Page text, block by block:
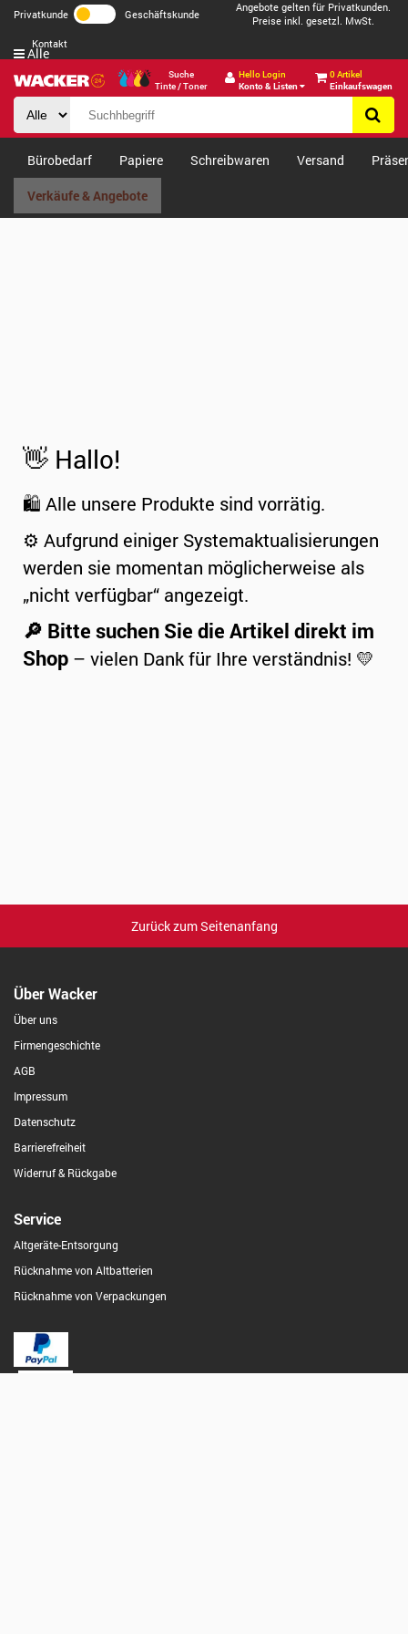
Privatkunde Geschäftskunde
Angebote gelten für Privatkunden.
Preise inkl. gesetzl. MwSt.
Kontakt
Suche
Tinte / Toner
Hello Login
Konto & Listen
0 Artikel
Einkaufswagen
Alle
Bürobedarf Papiere Schreibwaren Versand
Verkäufe & Angebote
👋 Hallo!
🛍️ Alle unsere Produkte sind vorrätig.
⚙️ Aufgrund einiger Systemaktualisierungen
werden sie momentan möglicherweise als
„nicht verfügbar“ angezeigt.
🔎 Bitte suchen Sie die Artikel direkt im
Shop – vielen Dank für Ihre verständnis! 💛
Zurück zum Seitenanfang
Über Wacker
Über uns
Firmengeschichte
AGB
Impressum
Datenschutz
Barrierefreiheit
Widerruf & Rückgabe
Service
Altgeräte-Entsorgung
Rücknahme von Altbatterien
Rücknahme von Verpackungen